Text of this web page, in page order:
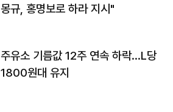
몽규, 홍명보로 하라 지시"
주유소 기름값 12주 연속 하락…L당
1800원대 유지